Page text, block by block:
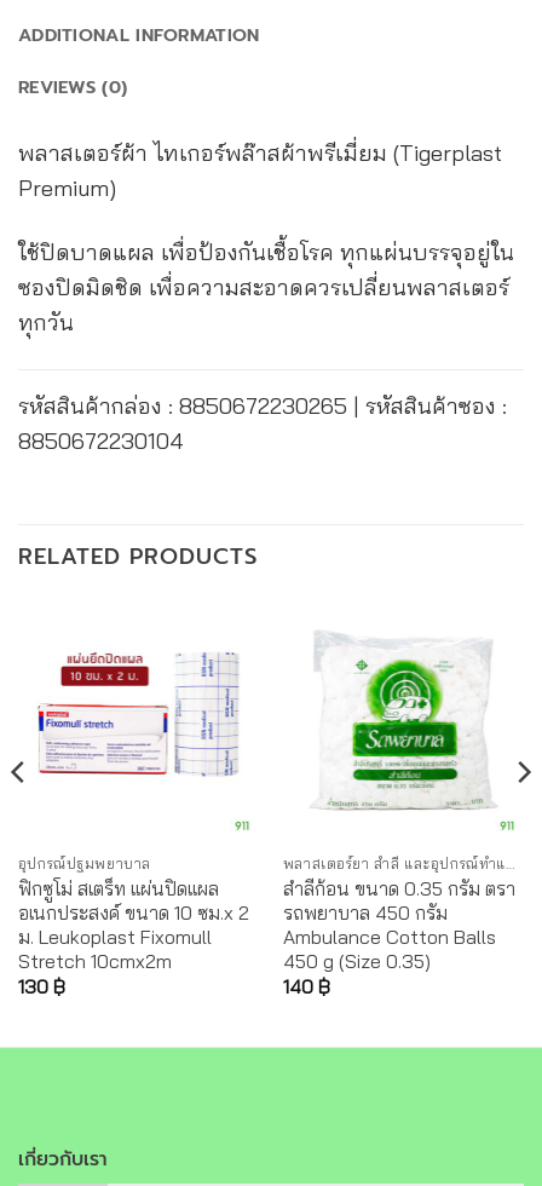
ADDITIONAL INFORMATION
REVIEWS (0)
พลาสเตอร์ผ้า ไทเกอร์พล๊าสผ้าพรีเมี่ยม (Tigerplast
Premium)
ใช้ปิดบาดแผล เพื่อป้องกันเชื้อโรค ทุกแผ่นบรรจุอยู่ใน
ซองปิดมิดชิด เพื่อความสะอาดควรเปลี่ยนพลาสเตอร์
ทุกวัน
รหัสสินค้ากล่อง : 8850672230265 | รหัสสินค้าซอง :
8850672230104
RELATED PRODUCTS
อุปกรณ์ปฐมพยาบาล
ฟิกซูโม่ สเตร็ท แผ่นปิดแผล
อเนกประสงค์ ขนาด 10 ซม.x 2
ม. Leukoplast Fixomull
Stretch 10cmx2m
130 ฿
สำลีก้อน ขนาด 0.35 กรัม ตรา
รถพยาบาล 450 กรัม
Ambulance Cotton Balls
450 g (Size 0.35)
140 ฿
เกี่ยวกับเรา